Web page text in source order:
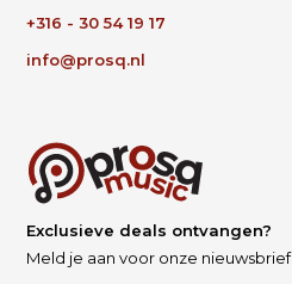
+316 - 30 54 19 17
info@prosq.nl
Exclusieve deals ontvangen?
Meld je aan voor onze nieuwsbrief